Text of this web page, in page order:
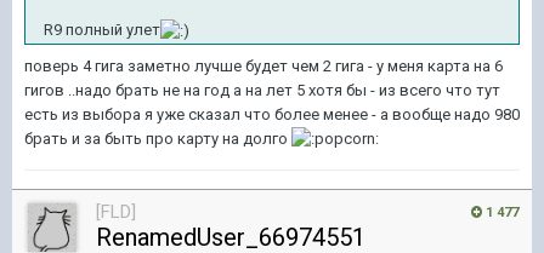
R9 полный улет
поверь 4 гига заметно лучше будет чем 2 гига - у меня карта на 6
гигов ..надо брать не на год а на лет 5 хотя бы - из всего что тут
есть из выбора я уже сказал что более менее - а вообще надо 980
брать и за быть про карту на долго
1 477
[FLD]
RenamedUser_66974551